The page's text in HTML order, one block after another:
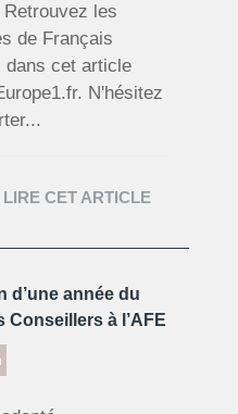
les
de Français
dans cet article
N'hésitez
LIRE CET ARTICLE
d’une année du
Conseillers à l’AFE